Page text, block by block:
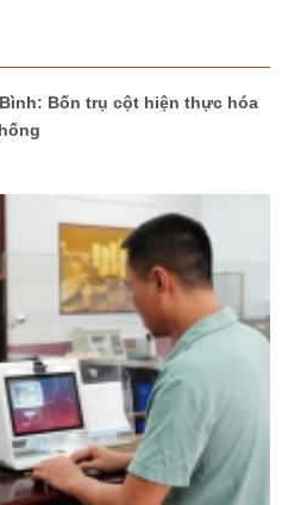
Bốn trụ cột hiện thực hóa